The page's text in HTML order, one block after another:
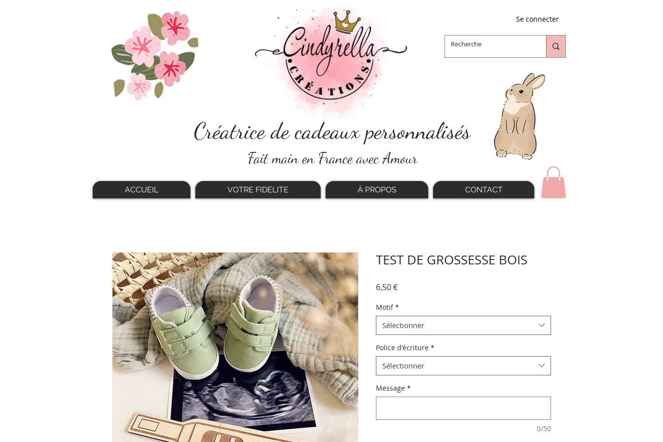
Se connecter
Créatrice de cadeaux personnalisés
Fait main en France avec Amour
ACCUEIL VOTRE FIDELITE À PROPOS CONTACT
TEST DE GROSSESSE BOIS
6,50 €Prix
Motif *
Sélectionner
Police d'écriture *
Sélectionner
Message *
0/50